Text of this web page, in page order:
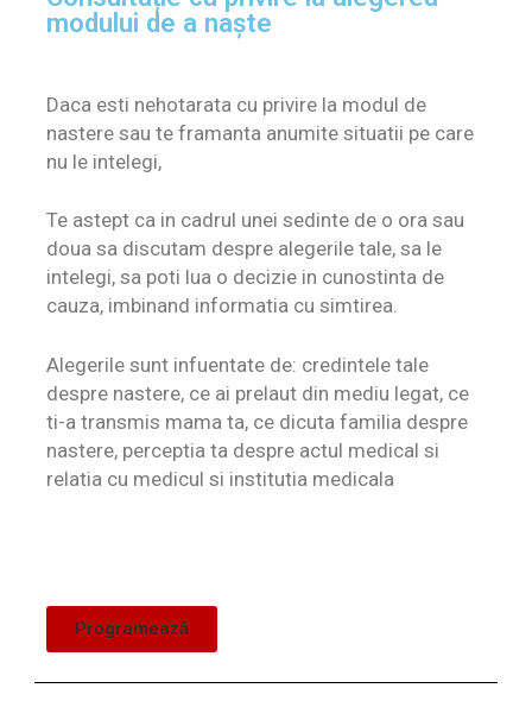
CUM AM INTRODUS CONCEPTUL LAMAZE ÎN ORAȘ
modului de a naște
Daca esti nehotarata cu privire la modul de
nastere sau te framanta anumite situatii pe care
nu le intelegi,
Te astept ca in cadrul unei sedinte de o ora sau
doua sa discutam despre alegerile tale, sa le
intelegi, sa poti lua o decizie in cunostinta de
cauza, imbinand informatia cu simtirea.
Alegerile sunt infuentate de: credintele tale
despre nastere, ce ai prelaut din mediu legat, ce
ti-a transmis mama ta, ce dicuta familia despre
nastere, perceptia ta despre actul medical si
relatia cu medicul si institutia medicala
Programează